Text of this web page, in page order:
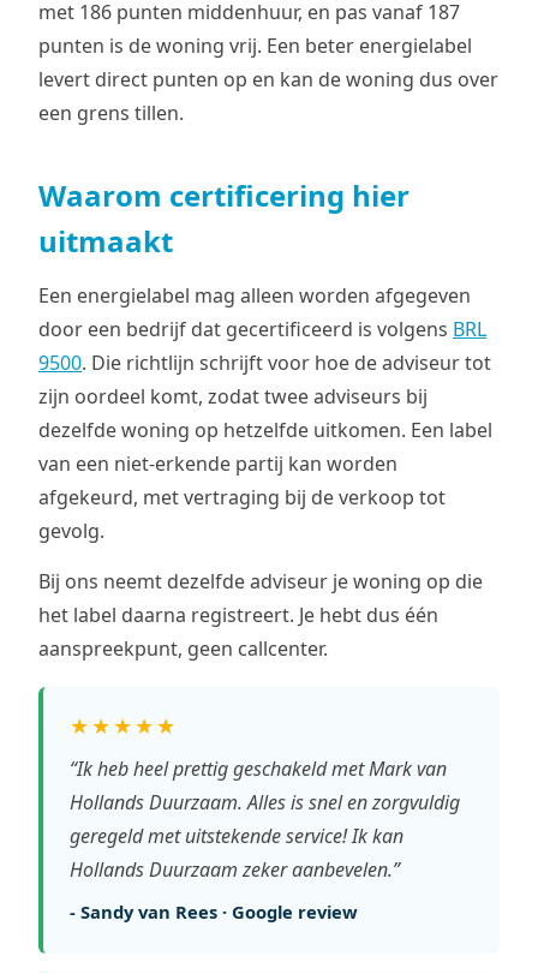
met 186 punten middenhuur, en pas vanaf 187
punten is de woning vrij. Een beter energielabel
levert direct punten op en kan de woning dus over
een grens tillen.
Waarom certificering hier
uitmaakt
Een energielabel mag alleen worden afgegeven
door een bedrijf dat gecertificeerd is volgens BRL
9500. Die richtlijn schrijft voor hoe de adviseur tot
zijn oordeel komt, zodat twee adviseurs bij
dezelfde woning op hetzelfde uitkomen. Een label
van een niet-erkende partij kan worden
afgekeurd, met vertraging bij de verkoop tot
gevolg.
Bij ons neemt dezelfde adviseur je woning op die
het label daarna registreert. Je hebt dus één
aanspreekpunt, geen callcenter.
★★★★★
“Ik heb heel prettig geschakeld met Mark van
Hollands Duurzaam. Alles is snel en zorgvuldig
geregeld met uitstekende service! Ik kan
Hollands Duurzaam zeker aanbevelen.”
- Sandy van Rees · Google review